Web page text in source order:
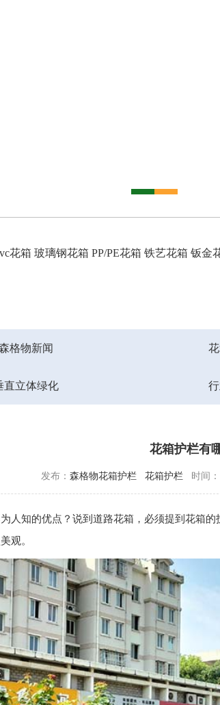
花箱 玻璃钢花箱 PP/PE花箱 铁艺花箱 钣金
格物新闻
直立体绿化
花箱护栏有
发布： 森格物花箱护栏 花箱护栏 时间：
人知的优点？说到 道路花箱 ，必须提到花箱的
观。